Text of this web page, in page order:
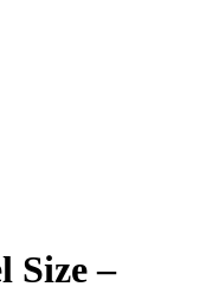
Size –